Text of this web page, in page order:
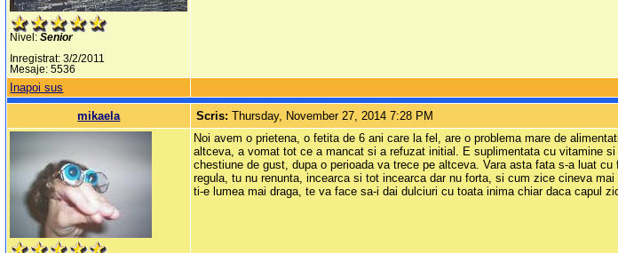
Nivel:Senior
Inregistrat: 3/2/2011
Mesaje: 5536
Inapoi sus
mikaela Scris:Thursday, November 27, 2014 7:28 PM
Noi avem o prietena, o fetita de 6 ani care la fel, are o problema mare de
altceva, a vomat tot ce a mancat si a refuzat initial. E suplimentata cu vitamine
chestiune de gust, dupa o perioada va trece pe altceva. Vara asta fata s-a luat
regula, tu nu renunta, incearca si tot incearca dar nu forta, si cum zice cineva
ti-e lumea mai draga, te va face sa-i dai dulciuri cu toata inima chiar daca capul